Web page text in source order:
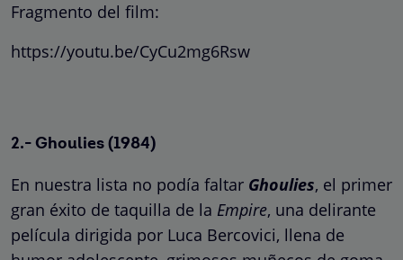
Fragmento del film:
https://youtu.be/CyCu2mg6Rsw
2.- Ghoulies (1984)
En nuestra lista no podía faltar Ghoulies, el primer
gran éxito de taquilla de la Empire, una delirante
película dirigida por Luca Bercovici, llena de